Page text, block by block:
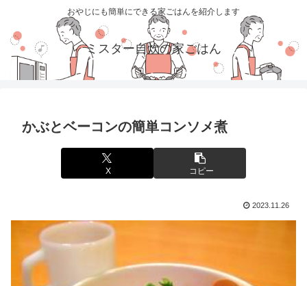
おやじにも簡単にできる家ごはんを紹介します
ミスター自炊の家ごはん
かぶとベーコンの簡単コンソメ煮
X コピー
2023.11.26